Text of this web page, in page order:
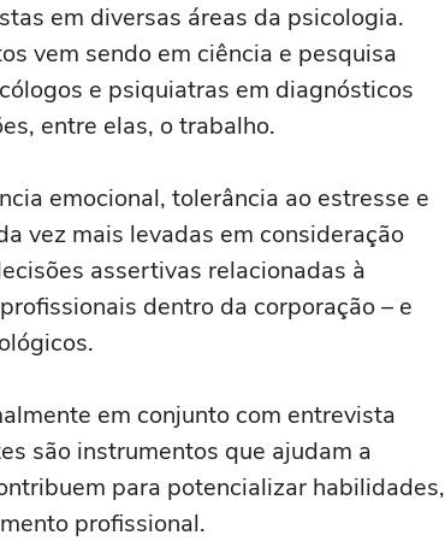
em diversas áreas da psicologia.
vem sendo em ciência e pesquisa
e psiquiatras em diagnósticos
entre elas, o trabalho.
emocional, tolerância ao estresse e
vez mais levadas em consideração
assertivas relacionadas à
dentro da corporação – e
em conjunto com entrevista
são instrumentos que ajudam a
para potencializar habilidades,
profissional.